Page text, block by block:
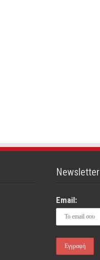
Newsletter
Email: